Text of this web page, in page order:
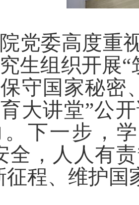
党委高度重
生组织开展
守国家秘密
大讲堂”公
。下一步，
全，人人有
征程、维护国